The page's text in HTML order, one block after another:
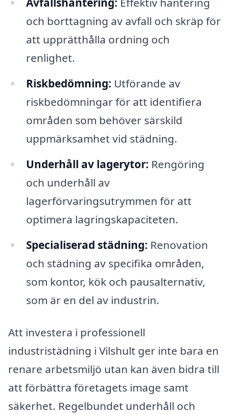
och borttagning av avfall och skräp för
att upprätthålla ordning och
renlighet.
Riskbedömning: Utförande av
riskbedömningar för att identifiera
områden som behöver särskild
uppmärksamhet vid städning.
Underhåll av lagerytor: Rengöring
och underhåll av
lagerförvaringsutrymmen för att
optimera lagringskapaciteten.
Specialiserad städning: Renovation
och städning av specifika områden,
som kontor, kök och pausalternativ,
som är en del av industrin.
Att investera i professionell
industristädning i Vilshult ger inte bara en
renare arbetsmiljö utan kan även bidra till
att förbättra företagets image samt
säkerhet. Regelbundet underhåll och